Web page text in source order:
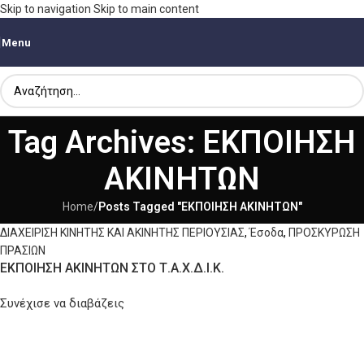
Skip to navigation Skip to main content
Menu
Tag Archives: ΕΚΠΟΙΗΣΗ
ΑΚΙΝΗΤΩΝ
Home/Posts Tagged "ΕΚΠΟΙΗΣΗ ΑΚΙΝΗΤΩΝ"
ΔΙΑΧΕΙΡΙΣΗ ΚΙΝΗΤΗΣ ΚΑΙ ΑΚΙΝΗΤΗΣ ΠΕΡΙΟΥΣΙΑΣ,Έσοδα, ΠΡΟΣΚΥΡΩΣΗ
ΠΡΑΣΙΩΝ
ΕΚΠΟΙΗΣΗ ΑΚΙΝΗΤΩΝ ΣΤΟ Τ.Α.Χ.Δ.Ι.Κ.
Συνέχισε να διαβάζεις